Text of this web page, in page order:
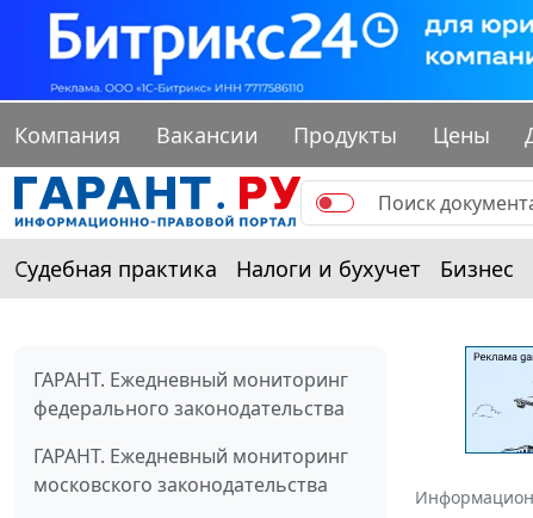
Компания Вакансии Продукты Цены
Судебная практика Налоги и бухучет Бизнес
ГАРАНТ. Ежедневный мониторинг
федерального законодательства
ГАРАНТ. Ежедневный мониторинг
московского законодательства